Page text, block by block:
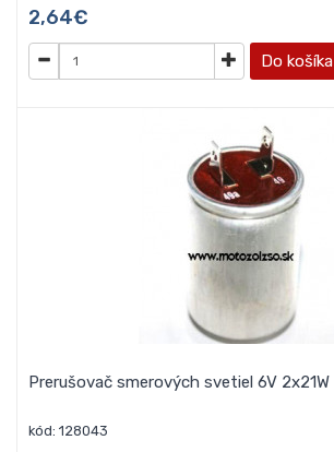
2,64€
Do košíka
Prerušovač smerových svetiel 6V 2x21W
kód: 128043